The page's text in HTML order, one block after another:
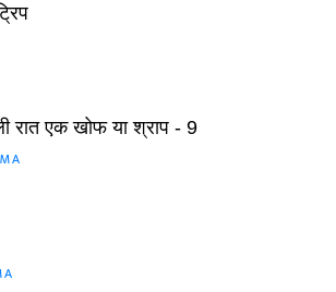
रात एक खोफ या श्राप - 9